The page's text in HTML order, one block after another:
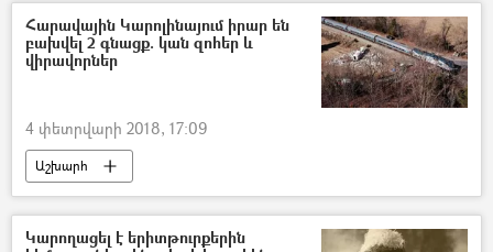
Հարավային Կարոլինայում իրար են
բախվել 2 գնացք. կան զոհեր և
վիրավորներ
4 փետրվարի 2018, 17:09
Աշխարհ
Կարողացել է երիտթուրքերին